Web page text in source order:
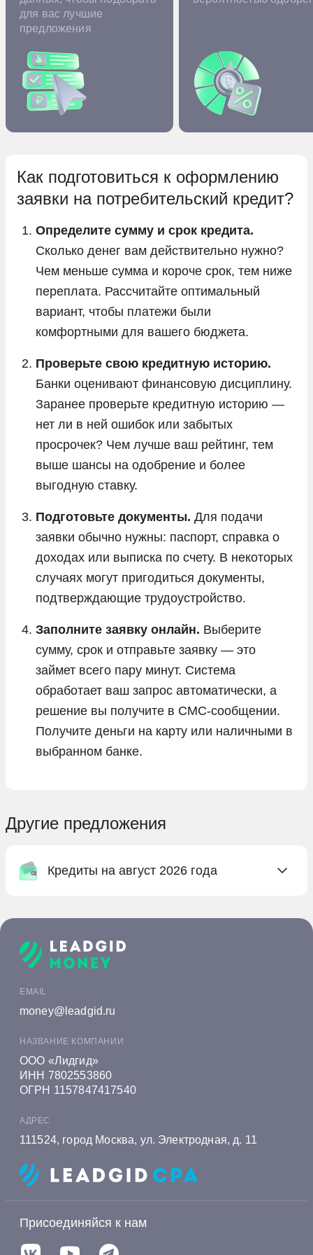
для вас лучшие
предложения
Как подготовиться к оформлению
заявки на потребительский кредит?
Определите сумму и срок кредита.
Сколько денег вам действительно нужно?
Чем меньше сумма и короче срок, тем ниже
переплата. Рассчитайте оптимальный
вариант, чтобы платежи были
комфортными для вашего бюджета.
Проверьте свою кредитную историю.
Банки оценивают финансовую дисциплину.
Заранее проверьте кредитную историю —
нет ли в ней ошибок или забытых
просрочек? Чем лучше ваш рейтинг, тем
выше шансы на одобрение и более
выгодную ставку.
Подготовьте документы. Для подачи
заявки обычно нужны: паспорт, справка о
доходах или выписка по счету. В некоторых
случаях могут пригодиться документы,
подтверждающие трудоустройство.
Заполните заявку онлайн. Выберите
сумму, срок и отправьте заявку — это
займет всего пару минут. Система
обработает ваш запрос автоматически, а
решение вы получите в СМС-сообщении.
Получите деньги на карту или наличными в
выбранном банке.
Другие предложения
Кредиты на август 2026 года
Онлайн заявка на кредит в Алеф-Банке
Онлайн заявка на кредит в Алмазэргиэнбанке
Онлайн заявка на кредит в Экспобанке
Онлайн заявка на кредит в Енисейском
Онлайн заявка на кредит в Газэнергобанке
Онлайн заявка на кредит в Генбанке
Онлайн заявка на кредит в Ингосстрах Банке
EMAIL
money@leadgid.ru
НАЗВАНИЕ КОМПАНИИ
ООО «Лидгид»
ИНН 7802553860
ОГРН 1157847417540
АДРЕС
111524, город Москва, ул. Электродная, д. 11
Присоединяйся к нам